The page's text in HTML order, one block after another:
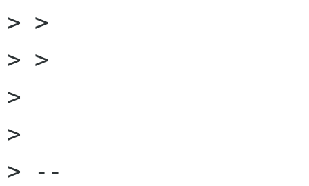
> >
> >
>
>
> --